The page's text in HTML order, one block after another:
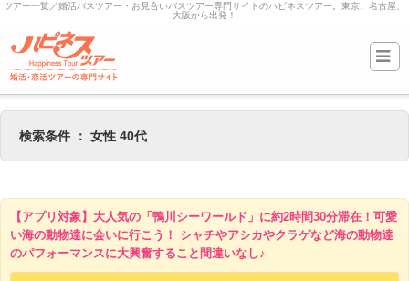
ツアー一覧／婚活バスツアー・お見合いバスツアー専門サイトのハピネスツアー。東京、名古屋、
大阪から出発！
検索条件 ： 女性 40代
【アプリ対象】大人気の「鴨川シーワールド」に約2時間30分滞在！可愛
い海の動物達に会いに行こう！ シャチやアシカやクラゲなど海の動物達
のパフォーマンスに大興奮すること間違いなし♪